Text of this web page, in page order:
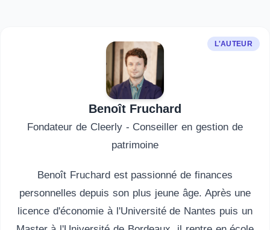
L'AUTEUR
Benoît Fruchard
Fondateur de Cleerly - Conseiller en gestion de
patrimoine
Benoît Fruchard est passionné de finances
personnelles depuis son plus jeune âge. Après une
licence d'économie à l'Université de Nantes puis un